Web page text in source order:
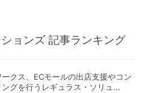
ョンズ 記事ランキング
ークス、ECモールの出店支援やコン
ングを行うレギュラス・ソリュ...